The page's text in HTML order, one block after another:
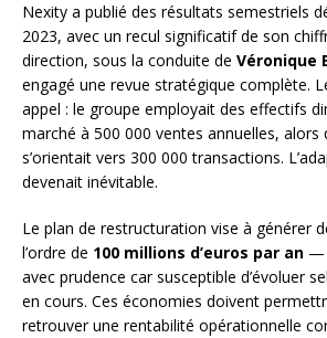
Nexity a publié des résultats semestriels
2023, avec un recul significatif de son
direction, sous la conduite de Véronique
engagé une revue stratégique complète.
appel : le groupe employait des effectifs
marché à 500 000 ventes annuelles, alors
s’orientait vers 300 000 transactions.
devenait inévitable.
Le plan de restructuration vise à générer
l’ordre de 100 millions d’euros par an —
avec prudence car susceptible d’évoluer
en cours. Ces économies doivent
retrouver une rentabilité opérationnelle